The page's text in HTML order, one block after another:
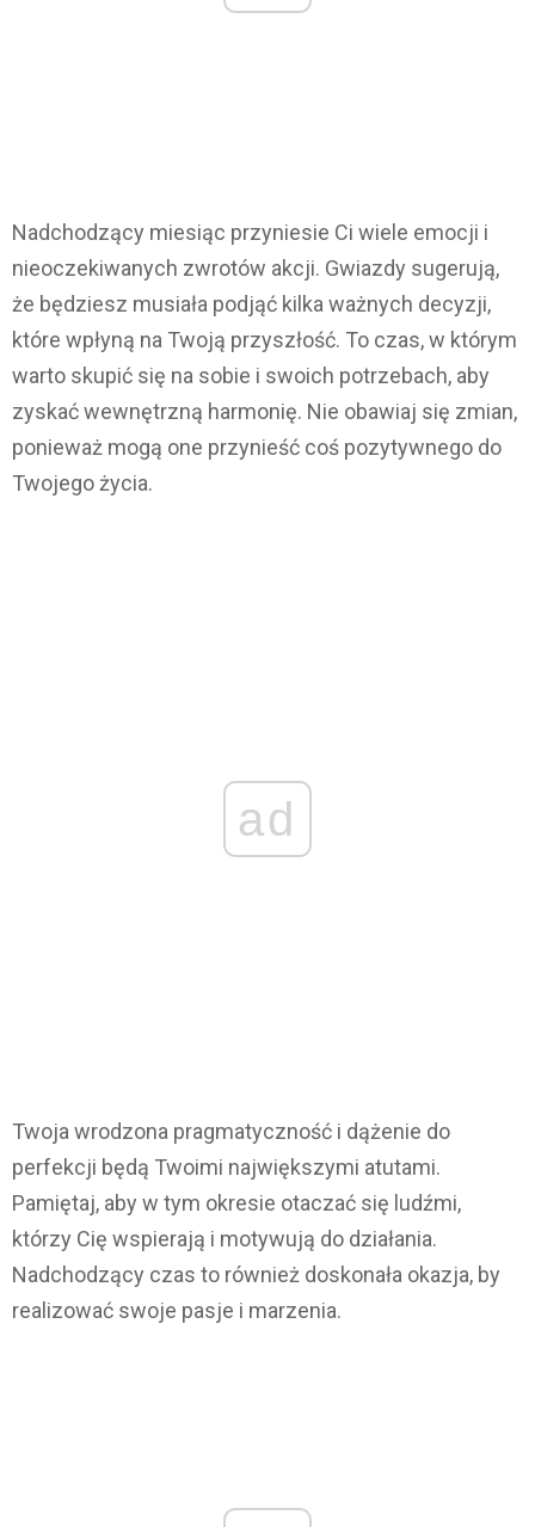
Nadchodzący miesiąc przyniesie Ci wiele emocji i
nieoczekiwanych zwrotów akcji. Gwiazdy sugerują,
że będziesz musiała podjąć kilka ważnych decyzji,
które wpłyną na Twoją przyszłość. To czas, w którym
warto skupić się na sobie i swoich potrzebach, aby
zyskać wewnętrzną harmonię. Nie obawiaj się zmian,
ponieważ mogą one przynieść coś pozytywnego do
Twojego życia.
ad
Twoja wrodzona pragmatyczność i dążenie do
perfekcji będą Twoimi największymi atutami.
Pamiętaj, aby w tym okresie otaczać się ludźmi,
którzy Cię wspierają i motywują do działania.
Nadchodzący czas to również doskonała okazja, by
realizować swoje pasje i marzenia.